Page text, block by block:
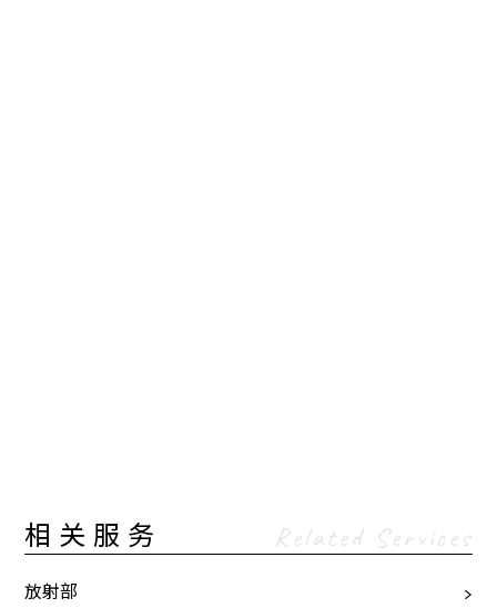
相关服务 Related Services
放射部